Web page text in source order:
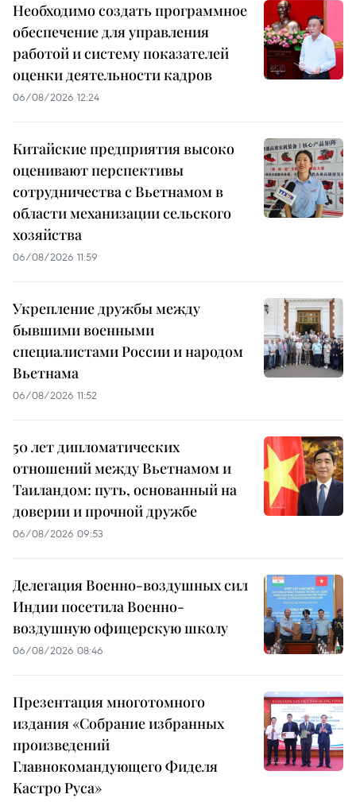
Необходимо создать программное
обеспечение для управления
работой и систему показателей
оценки деятельности кадров
06/08/2026 12:24
Китайские предприятия высоко
оценивают перспективы
сотрудничества с Вьетнамом в
области механизации сельского
хозяйства
06/08/2026 11:59
Укрепление дружбы между
бывшими военными
специалистами России и народом
Вьетнама
06/08/2026 11:52
50 лет дипломатических
отношений между Вьетнамом и
Таиландом: путь, основанный на
доверии и прочной дружбе
06/08/2026 09:53
Делегация Военно-воздушных сил
Индии посетила Военно-
воздушную офицерскую школу
06/08/2026 08:46
Презентация многотомного
издания «Собрание избранных
произведений
Главнокомандующего Фиделя
Кастро Руса»